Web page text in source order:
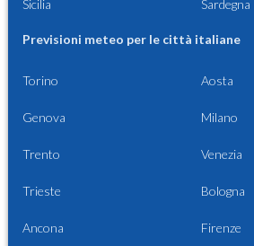
Sicilia Sardegna
Previsioni meteo per le città italiane
Torino Aosta
Genova Milano
Trento Venezia
Trieste Bologna
Ancona Firenze